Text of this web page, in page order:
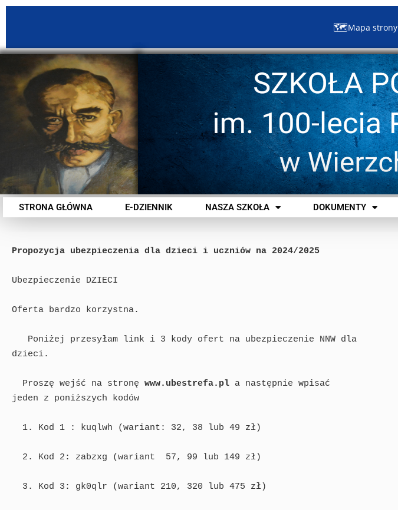
🗺️Mapa strony
STRONA GŁÓWNA E-DZIENNIK NASZA SZKOŁA DOKUMENTY
Propozycja ubezpieczenia dla dzieci i uczniów na 2024/2025
Ubezpieczenie DZIECI
Oferta bardzo korzystna.
dzieci.
  Proszę wejść na stronę
www.ubestrefa.pl a następnie wpisać
jeden z poniższych kodów